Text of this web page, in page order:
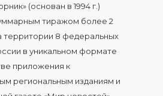
(основан в 1994 г.)
тиражом более 2
территории 8 федеральных
в уникальном формате
приложения к
региональным изданиям и